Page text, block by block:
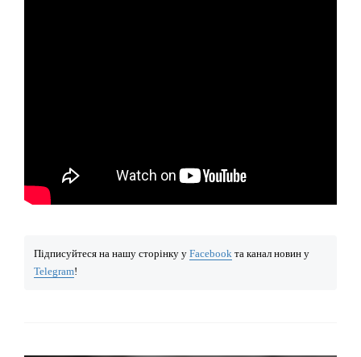
Підписуйтеся на нашу сторінку у Facebook та канал новин у
Telegram!